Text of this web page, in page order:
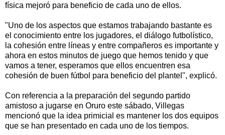
física mejoró para beneficio de cada uno de ellos.
"Uno de los aspectos que estamos trabajando bastante es
el conocimiento entre los jugadores, el diálogo futbolístico,
la cohesión entre líneas y entre compañeros es importante y
ahora en estos minutos de juego que hemos tenido y que
vamos a tener, esperamos que ellos encuentren esa
cohesión de buen fútbol para beneficio del plantel", explicó.
Con referencia a la preparación del segundo partido
amistoso a jugarse en Oruro este sábado, Villegas
mencionó que la idea primicial es mantener los dos equipos
que se han presentado en cada uno de los tiempos.